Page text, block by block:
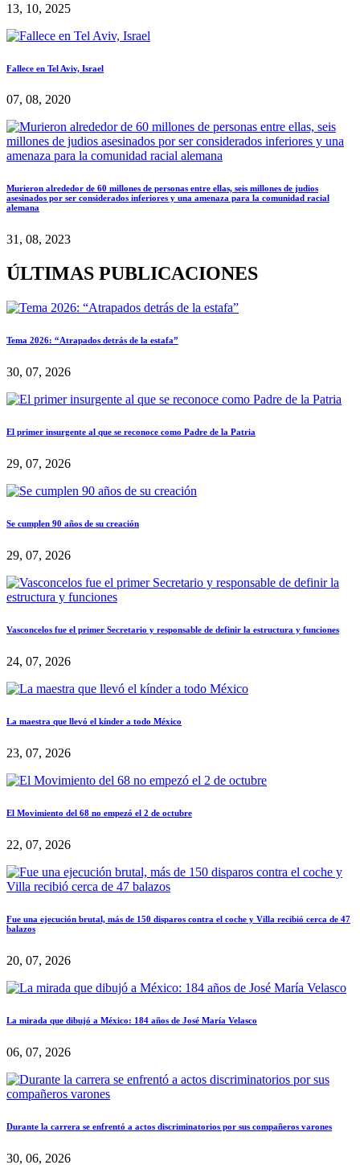
13, 10, 2025
Fallece en Tel Aviv, Israel
07, 08, 2020
Murieron alrededor de 60 millones de personas entre ellas, seis millones de judios
asesinados por ser considerados inferiores y una amenaza para la comunidad racial
alemana
31, 08, 2023
ÚLTIMAS PUBLICACIONES
Tema 2026: “Atrapados detrás de la estafa”
30, 07, 2026
El primer insurgente al que se reconoce como Padre de la Patria
29, 07, 2026
Se cumplen 90 años de su creación
29, 07, 2026
Vasconcelos fue el primer Secretario y responsable de definir la estructura y funciones
24, 07, 2026
La maestra que llevó el kínder a todo México
23, 07, 2026
El Movimiento del 68 no empezó el 2 de octubre
22, 07, 2026
Fue una ejecución brutal, más de 150 disparos contra el coche y Villa recibió cerca de 47
balazos
20, 07, 2026
La mirada que dibujó a México: 184 años de José María Velasco
06, 07, 2026
Durante la carrera se enfrentó a actos discriminatorios por sus compañeros varones
30, 06, 2026